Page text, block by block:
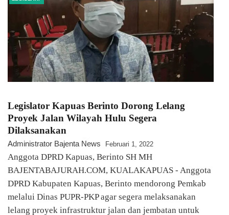
Legislator Kapuas Berinto Dorong Lelang
Proyek Jalan Wilayah Hulu Segera
Dilaksanakan
Administrator Bajenta News Februari 1, 2022
Anggota DPRD Kapuas, Berinto SH MH
BAJENTABAJURAH.COM, KUALAKAPUAS - Anggota
DPRD Kabupaten Kapuas, Berinto mendorong Pemkab
melalui Dinas PUPR-PKP agar segera melaksanakan
lelang proyek infrastruktur jalan dan jembatan untuk